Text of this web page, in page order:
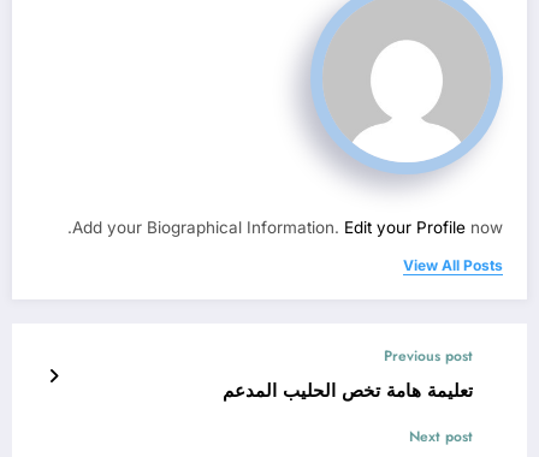
Add your Biographical Information. Edit your Profile now.
View All Posts
Previous post
تعليمة هامة تخص الحليب المدعم
Next post